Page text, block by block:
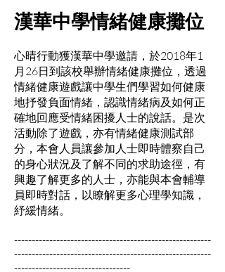
漢華中學情緒健康攤位
心晴行動獲漢華中學邀請，於2018年1
月26日到該校舉辦情緒健康攤位，透過
情緒健康遊戲讓中學生們學習如何健康
地抒發負面情緒，認識情緒病及如何正
確地回應受情緒困擾人士的說話。是次
活動除了遊戲，亦有情緒健康測試部
分，本會人員讓參加人士即時體察自己
的身心狀況及了解不同的求助途徑，有
興趣了解更多的人士，亦能與本會輔導
員即時對話，以瞭解更多心理學知識，
紓緩情緒。
--------------------------------------------------------
--------------------------------------------------------
---------------------------------